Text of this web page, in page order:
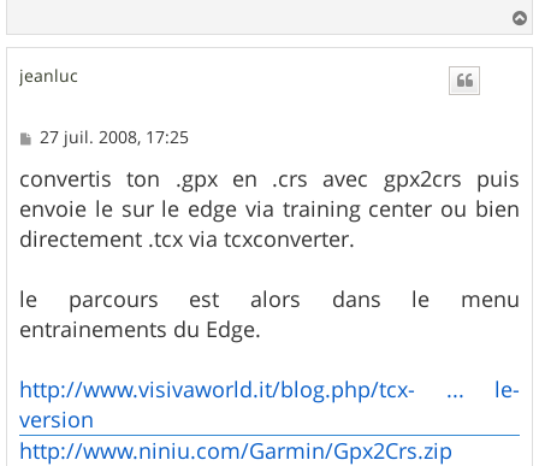
a
jeanluc
M
s
s
a
g
e
27 juil. 2008, 17:25
convertis ton .gpx en .crs avec gpx2crs puis
envoie le sur le edge via training center ou bien
directement .tcx via tcxconverter.
le parcours est alors dans le menu
entrainements du Edge.
http://www.visivaworld.it/blog.php/tcx- ... le-
version
http://www.niniu.com/Garmin/Gpx2Crs.zip